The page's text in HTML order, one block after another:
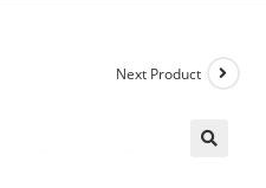
Next Product